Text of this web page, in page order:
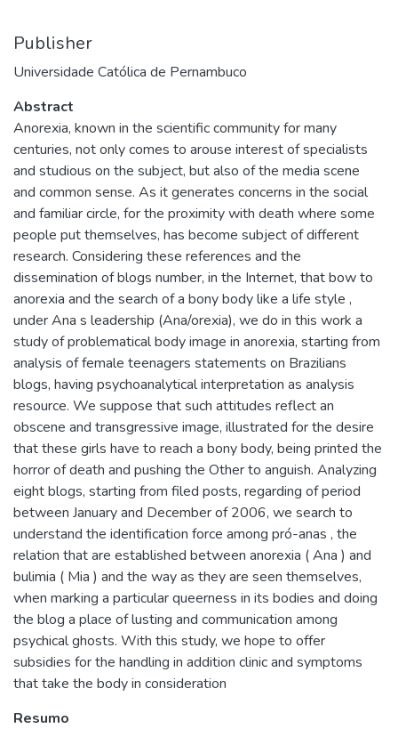
Publisher
Universidade Católica de Pernambuco
Abstract
Anorexia, known in the scientific community for many
centuries, not only comes to arouse interest of specialists
and studious on the subject, but also of the media scene
and common sense. As it generates concerns in the social
and familiar circle, for the proximity with death where some
people put themselves, has become subject of different
research. Considering these references and the
dissemination of blogs number, in the Internet, that bow to
anorexia and the search of a bony body like a life style ,
under Ana s leadership (Ana/orexia), we do in this work a
study of problematical body image in anorexia, starting from
analysis of female teenagers statements on Brazilians
blogs, having psychoanalytical interpretation as analysis
resource. We suppose that such attitudes reflect an
obscene and transgressive image, illustrated for the desire
that these girls have to reach a bony body, being printed the
horror of death and pushing the Other to anguish. Analyzing
eight blogs, starting from filed posts, regarding of period
between January and December of 2006, we search to
understand the identification force among pró-anas , the
relation that are established between anorexia ( Ana ) and
bulimia ( Mia ) and the way as they are seen themselves,
when marking a particular queerness in its bodies and doing
the blog a place of lusting and communication among
psychical ghosts. With this study, we hope to offer
subsidies for the handling in addition clinic and symptoms
that take the body in consideration
Resumo